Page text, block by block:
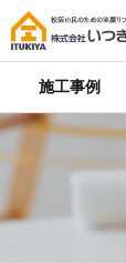
施工事例